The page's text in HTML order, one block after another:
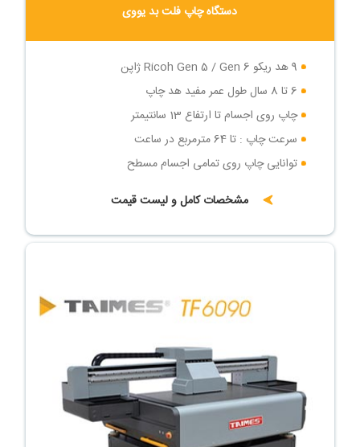
دستگاه چاپ فلت بد یووی
9 هد ریکو Ricoh Gen 5 / Gen 6 ژاپن
6 تا 8 سال طول عمر مفید هد چاپ
چاپ روی اجسام تا ارتفاع 13 سانتیمتر
سرعت چاپ : تا 64 مترمربع در ساعت
توانایی چاپ روی تمامی اجسام مسطح
مشخصات کامل و لیست قیمت